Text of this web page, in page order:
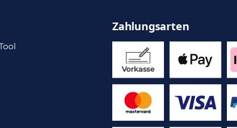
Zahlungsarten